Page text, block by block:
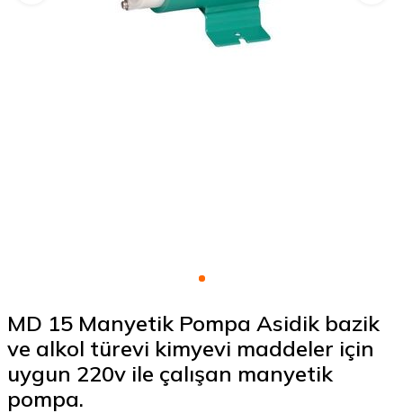
MD 15 Manyetik Pompa Asidik bazik
ve alkol türevi kimyevi maddeler için
uygun 220v ile çalışan manyetik
pompa.